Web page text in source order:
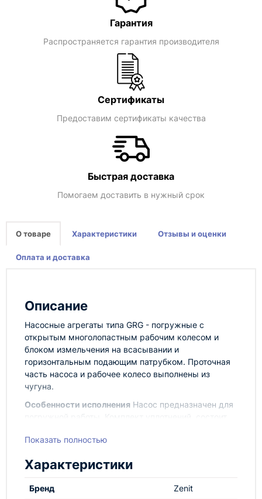
Гарантия
Распространяется гарантия производителя
Сертификаты
Предоставим сертификаты качества
Быстрая доставка
Помогаем доставить в нужный срок
О товаре Характеристики Отзывы и оценки
Оплата и доставка
Описание
Насосные агрегаты типа GRG - погружные с
открытым многолопастным рабочим колесом и
блоком измельчения на всасывании и
горизонтальным подающим патрубком. Проточная
часть насоса и рабочее колесо выполнены из
чугуна.
Особенности исполнения Насос предназначен для
погружной работы. Комплект уплотнений, состоит
карбида кремния в осматриваемом масляном
серия имеется во взрывозащищенной версии ATEX.
Назначение оборудования
Разработанный для
промышленного и профессионального применения,
Показать полностью
Характеристики
Бренд Zenit